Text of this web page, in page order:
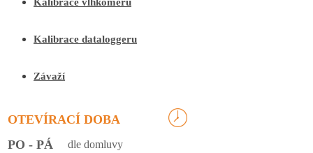
Kalibrace dataloggeru
Závaží
OTEVÍRACÍ DOBA
PO - PÁ
dle domluvy